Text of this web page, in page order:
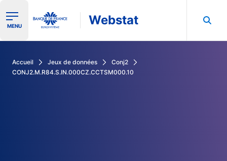
Ouvrir le menu de navigation
MENU Webstat
Accueil Jeux de données
Conj2
CONJ2.M.R84.S.IN.000CZ.CCTSM000.10